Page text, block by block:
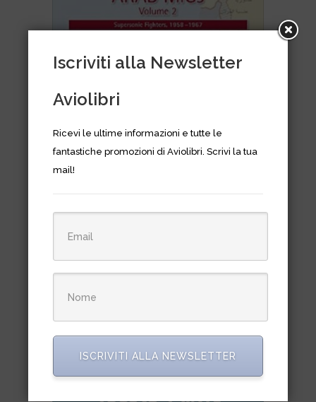
Arab Migs Vol. 2 Supersonic
Fighters: 1958–1967
Iscriviti alla Newsletter
Aviolibri
Ricevi le ultime informazioni e tutte le
fantastiche promozioni di Aviolibri. Scrivi la tua
mail!
ISCRIVITI ALLA NEWSLETTER